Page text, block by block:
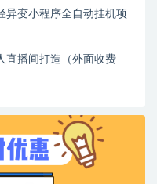
异变小程序全自动挂机项
直播间打造（外面收费